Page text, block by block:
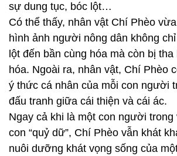
sự dung tục, bóc lột…
Có thể thấy, nhân vật Chí Phèo
hình ảnh người nông dân không
lột đến bần cùng hóa mà còn bị
hóa. Ngoài ra, nhân vật, Chí Phèo
ý thức cá nhân của mỗi con người
đấu tranh giữa cái thiện và cái ác.
Ngay cả khi là một con người trong
con “quỷ dữ”, Chí Phèo vẫn khát
nuôi dưỡng khát vọng sống của